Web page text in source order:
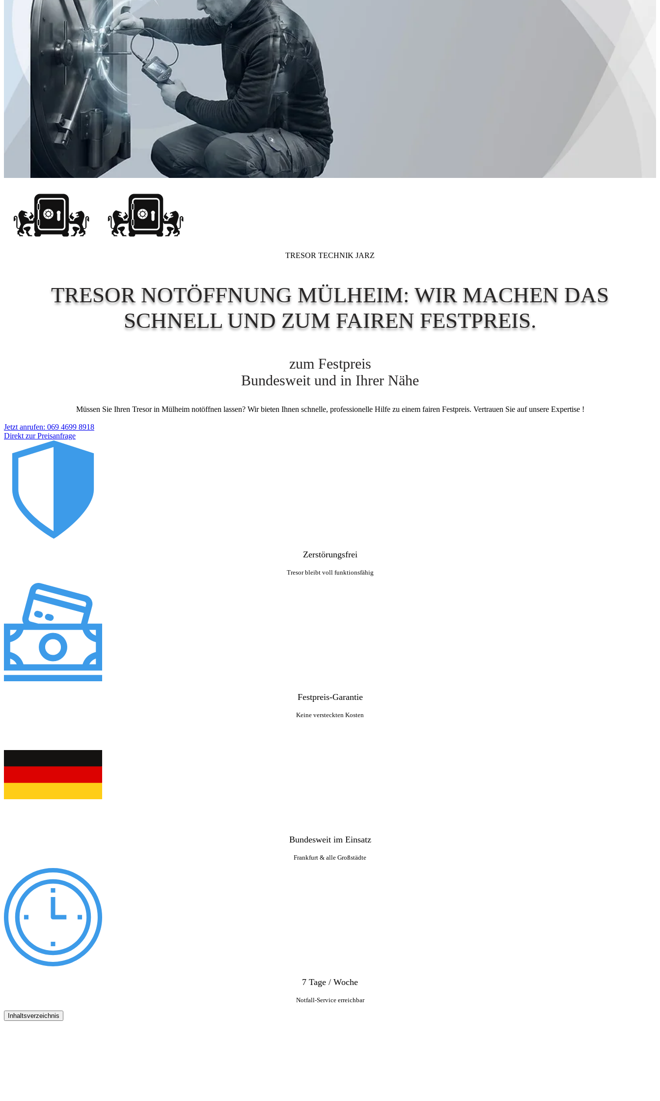
TRESOR TECHNIK JARZ
TRESOR NOTÖFFNUNG MÜLHEIM: WIR MACHEN DAS
SCHNELL UND ZUM FAIREN FESTPREIS.
zum Festpreis
Bundesweit und in Ihrer Nähe
Müssen Sie Ihren Tresor in Mülheim notöffnen lassen? Wir bieten Ihnen schnelle, professionelle Hilfe zu einem fairen Festpreis. Vertrauen Sie auf unsere Expertise !
Jetzt anrufen: 069 4699 8918
Direkt zur Preisanfrage
Zerstörungsfrei
Tresor bleibt voll funktionsfähig
Festpreis-Garantie
Keine versteckten Kosten
Bundesweit im Einsatz
Frankfurt & alle Großstädte
7 Tage / Woche
Notfall-Service erreichbar
Inhaltsverzeichnis